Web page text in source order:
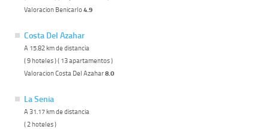
Valoracion Benicarlo4.9
Costa Del Azahar
A 15.82 km de distancia
( 9 hoteles ) ( 13 apartamentos )
Valoracion Costa Del Azahar8.0
La Senia
A 31.17 km de distancia
( 2 hoteles )